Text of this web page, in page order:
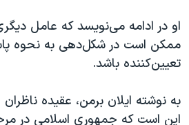
او در ادامه می‌نویسد که عامل
ممکن است در شکل‌دهی به نحوه
تعیین‌کننده باشد.
به نوشته ایلان برمن، عقیده
این است که جمهوری اسلامی در